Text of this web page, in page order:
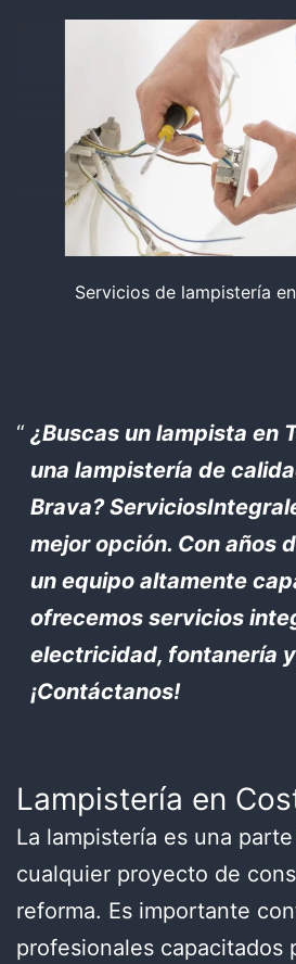
Servicios de lampistería
¿Buscas un lampista en
una lampistería de
Brava?
mejor opción. Con años
un equipo altamente
ofrecemos servicios
electricidad, fontanería
¡Contáctanos!
Lampistería en
La lampistería es una
cualquier proyecto de
reforma. Es importante
profesionales capacitados